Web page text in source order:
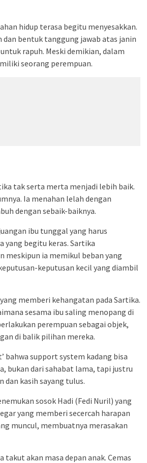
hidup terasa begitu menyesakkan.
dan bentuk tanggung jawab atas janin
rapuh. Meski demikian, dalam
seorang perempuan.
tak serta merta menjadi lebih baik.
Ia menahan lelah dengan
dengan sebaik-baiknya.
ibu tunggal yang harus
yang begitu keras. Sartika
meskipun ia memikul beban yang
keputusan kecil yang diambil
memberi kehangatan pada Sartika.
sesama ibu saling menopang di
perempuan sebagai objek,
di balik pilihan mereka.
bahwa support system kadang bisa
bukan dari sahabat lama, tapi justru
kasih sayang tulus.
sosok Hadi (Fedi Nuril) yang
yang memberi secercah harapan
muncul, membuatnya merasakan
akan masa depan anak. Cemas